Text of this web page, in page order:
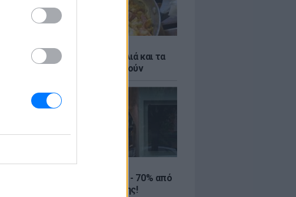
Ελληνικό γιαούρτι: Μία κουταλιά και τα
scrambled eggs θα απογειωθούν
ΚΕΡΔΙΣΤΕ
Καλοκαιρινές εκπτώσεις έως - 70% από
τα μεγαλύτερα eshops ένδυσης!